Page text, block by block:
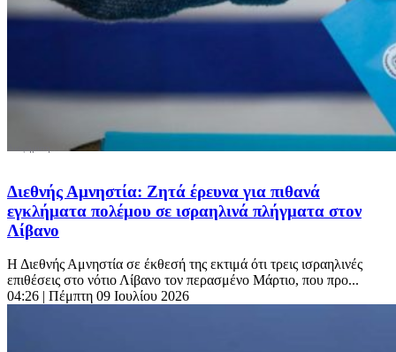
Διεθνής Αμνηστία: Ζητά έρευνα για πιθανά
εγκλήματα πολέμου σε ισραηλινά πλήγματα στον
Λίβανο
Η Διεθνής Αμνηστία σε έκθεσή της εκτιμά ότι τρεις ισραηλινές
επιθέσεις στο νότιο Λίβανο τον περασμένο Μάρτιο, που προ...
04:26 | Πέμπτη 09 Ιουλίου 2026